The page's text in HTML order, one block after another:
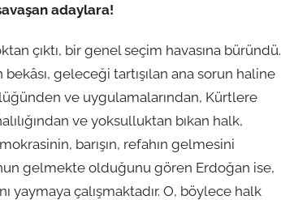
adaylara!
çıktı, bir genel seçim havasına büründü.
geleceği tartışılan ana sorun haline
ve uygulamalarından, Kürtlere
ve yoksulluktan bıkan halk,
barışın, refahın gelmesini
gelmekte olduğunu gören Erdoğan ise,
yaymaya çalışmaktadır. O, böylece halk